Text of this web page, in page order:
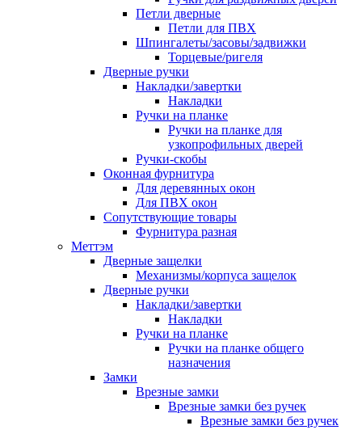
Петли дверные
Петли для ПВХ
Шпингалеты/засовы/задвижки
Торцевые/ригеля
Дверные ручки
Накладки/завертки
Накладки
Ручки на планке
Ручки на планке для
узкопрофильных дверей
Ручки-скобы
Оконная фурнитура
Для деревянных окон
Для ПВХ окон
Сопутствующие товары
Фурнитура разная
Меттэм
Дверные защелки
Механизмы/корпуса защелок
Дверные ручки
Накладки/завертки
Накладки
Ручки на планке
Ручки на планке общего
назначения
Замки
Врезные замки
Врезные замки без ручек
Врезные замки без ручек